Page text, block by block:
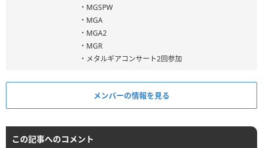
・MGSPW
・MGA
・MGA2
・MGR
・メタルギアコンサート2回参加
メンバーの情報を見る
この記事へのコメント